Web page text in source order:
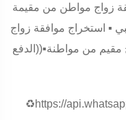
زواج مواطن من مقيمة
▪️ استخراج موافقة زواج
من مواطنة▪️((الدفع
♻️https://